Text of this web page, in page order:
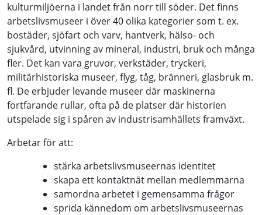
kulturmiljöerna i landet från norr till söder. Det finns
arbetslivsmuseer i över 40 olika kategorier som t. ex.
bostäder, sjöfart och varv, hantverk, hälso- och
sjukvård, utvinning av mineral, industri, bruk och många
fler. Det kan vara gruvor, verkstäder, tryckeri,
militärhistoriska museer, flyg, tåg, bränneri, glasbruk m.
fl. De erbjuder levande museer där maskinerna
fortfarande rullar, ofta på de platser där historien
utspelade sig i spåren av industrisamhällets framväxt.
Arbetar för att:
stärka arbetslivsmuseernas identitet
skapa ett kontaktnät mellan medlemmarna
samordna arbetet i gemensamma frågor
sprida kännedom om arbetslivsmuseernas